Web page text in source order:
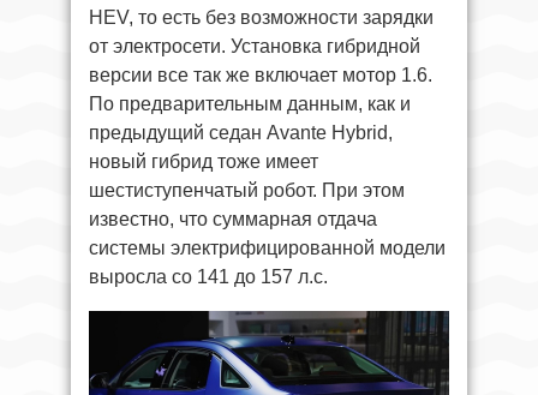
HEV, то есть без возможности зарядки
от электросети. Установка гибридной
версии все так же включает мотор 1.6.
По предварительным данным, как и
предыдущий седан Avante Hybrid,
новый гибрид тоже имеет
шестиступенчатый робот. При этом
известно, что суммарная отдача
системы электрифицированной модели
выросла со 141 до 157 л.с.